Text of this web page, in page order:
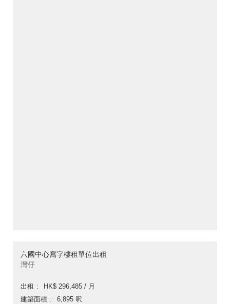
六國中心寫字樓租單位出租
灣仔
出租
HK$ 296,485 / 月
建築面積
6,895 呎